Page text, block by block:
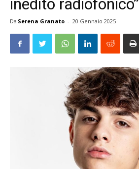
inedito radiofonico”
Da Serena Granato - 20 Gennaio 2025